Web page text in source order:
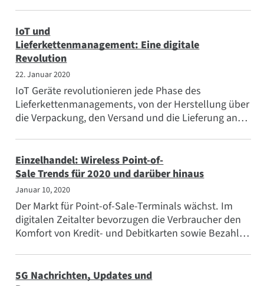
IoT und
Lieferkettenmanagement: Eine digitale
Revolution
22. Januar 2020
IoT Geräte revolutionieren jede Phase des
Lieferkettenmanagements, von der Herstellung über
die Verpackung, den Versand und die Lieferung an
Einzelhandel: Wireless Point-of-
Sale Trends für 2020 und darüber hinaus
Januar 10, 2020
Der Markt für Point-of-Sale-Terminals wächst. Im
digitalen Zeitalter bevorzugen die Verbraucher den
Komfort von Kredit- und Debitkarten sowie Bezahl-
5G Nachrichten, Updates und